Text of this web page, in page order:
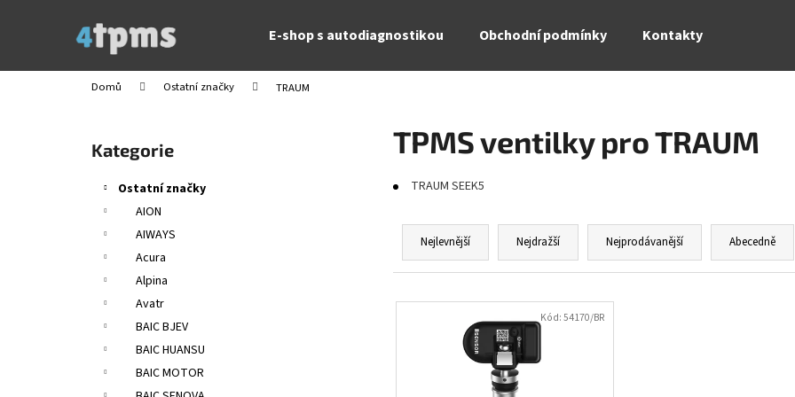
E-shop s autodiagnostikou Obchodní podmínky Kontakty
Domů Ostatní značky TRAUM
Přeskočit
kategorie
Kategorie
Ostatní značky
AION
AIWAYS
Acura
Alpina
Avatr
BAIC BJEV
BAIC HUANSU
BAIC MOTOR
TPMS ventilky pro TRAUM
TRAUM SEEK5
Ř
z
Nejlevnější Nejdražší Nejprodávanější Abecedně
V
Kód:54170/BR
í
Zpět
do
Zpět
do
Doporučujeme